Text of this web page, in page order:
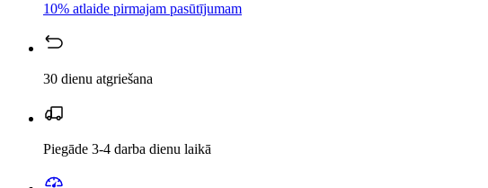
10% atlaide pirmajam pasūtījumam
30 dienu atgriešana
Piegāde 3-4 darba dienu laikā